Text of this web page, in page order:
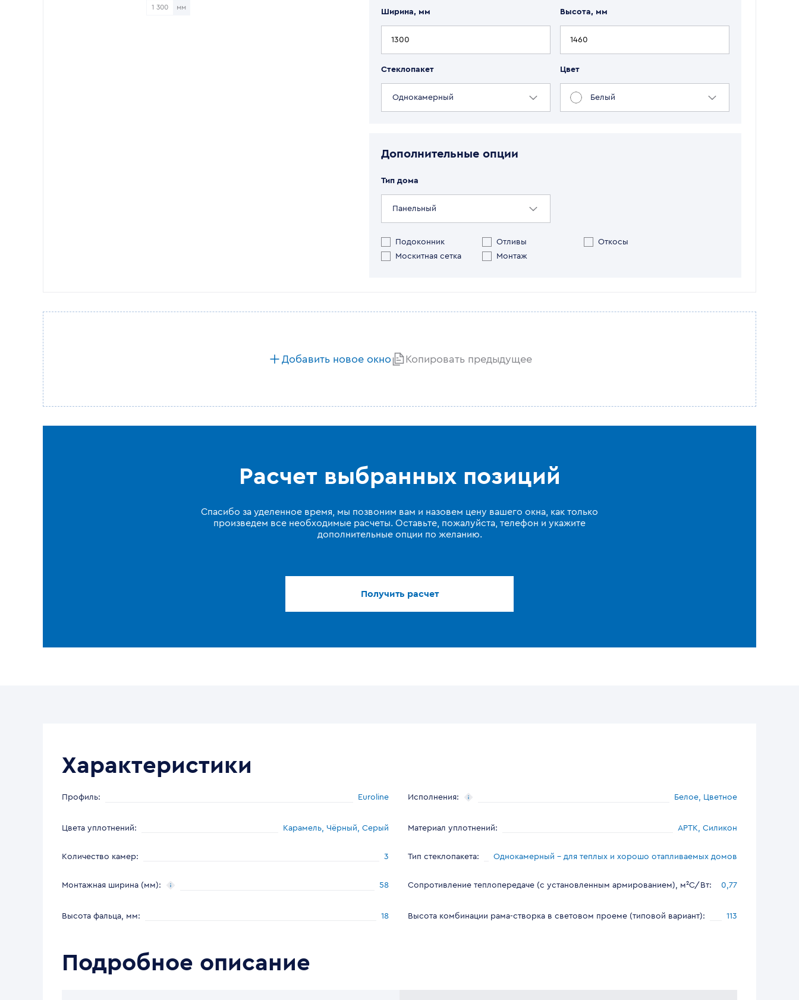
1 300 мм
Ширина, мм Высота, мм
Стеклопакет
Однокамерный
Цвет
Белый
Дополнительные опции
Тип дома
Панельный
Подоконник Отливы
Откосы
Москитная сетка
Монтаж
Добавить новое окно Копировать предыдущее
Расчет выбранных позиций
Спасибо за уделенное время, мы позвоним вам и назовем цену вашего окна, как только
произведем все необходимые расчеты. Оставьте, пожалуйста, телефон и укажите
дополнительные опции по желанию.
Получить расчет
Характеристики
Профиль: Euroline Исполнения: Белое, Цветное
Цвета уплотнений: Карамель, Чёрный, Серый Материал уплотнений: АРТК, Силикон
Количество камер: 3 Тип стеклопакета: Однокамерный – для теплых и хорошо отапливаемых домов
Монтажная ширина (мм): 58 Сопротивление теплопередаче (с установленным армированием), м²С/Вт: 0,77
Высота фальца, мм: 18 Высота комбинации рама-створка в световом проеме (типовой вариант): 113
Подробное описание